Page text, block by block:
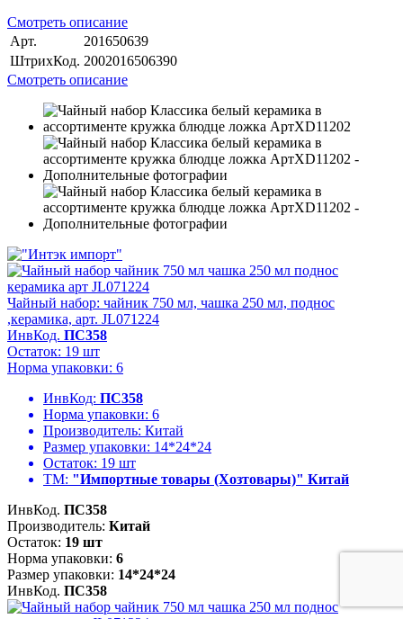
Смотреть описание
Арт.
201650639
ШтрихКод. 2002016506390
Смотреть описание
Чайный набор: чайник 750 мл, чашка 250 мл, поднос
,керамика, арт. JL071224
ИнвКод. ПС358
Остаток: 19 шт
Норма упаковки: 6
ИнвКод: ПС358
Норма упаковки: 6
Производитель: Китай
Размер упаковки: 14*24*24
Остаток: 19 шт
ТМ: "Импортные товары (Хозтовары)" Китай
ИнвКод. ПС358
Производитель: Китай
Остаток: 19 шт
Норма упаковки: 6
Размер упаковки: 14*24*24
ИнвКод. ПС358